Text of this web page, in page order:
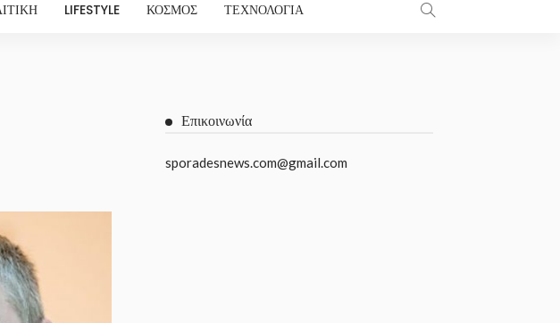
LIFESTYLE ΚΌΣΜΟΣ ΤΕΧΝΟΛΟΓΊΑ
Επικοινωνία
sporadesnews.com@gmail.com